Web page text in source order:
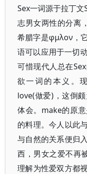
Sex一词源于拉丁
志男女两性的分离
希腊字是φμλον，
语可以应用于一切
可惜现代人总在
欲一词的本义。
love(做爱)，这倒
体会。make的原
的料理。今人以此
与自然的关系便归
西，男女之爱不再
理解为性爱双方都